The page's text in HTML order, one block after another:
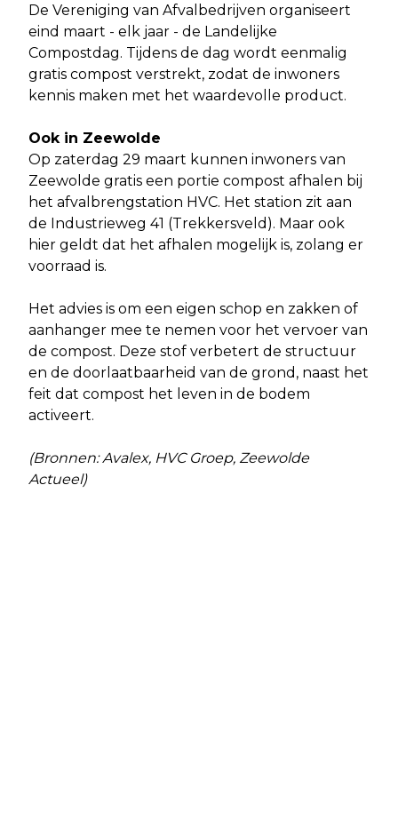
De Vereniging van Afvalbedrijven organiseert
eind maart - elk jaar - de Landelijke
Compostdag. Tijdens de dag wordt eenmalig
gratis compost verstrekt, zodat de inwoners
kennis maken met het waardevolle product.
Ook in Zeewolde
Op zaterdag 29 maart kunnen inwoners van
Zeewolde gratis een portie compost afhalen bij
het afvalbrengstation HVC. Het station zit aan
de Industrieweg 41 (Trekkersveld). Maar ook
hier geldt dat het afhalen mogelijk is, zolang er
voorraad is.
Het advies is om een eigen schop en zakken of
aanhanger mee te nemen voor het vervoer van
de compost. Deze stof verbetert de structuur
en de doorlaatbaarheid van de grond, naast het
feit dat compost het leven in de bodem
activeert.
(Bronnen: Avalex, HVC Groep, Zeewolde
Actueel)